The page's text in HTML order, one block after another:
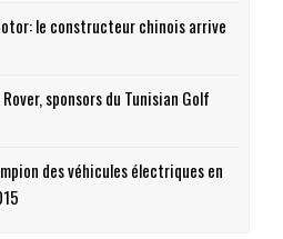
le constructeur chinois arrive
sponsors du Tunisian Golf
des véhicules électriques en